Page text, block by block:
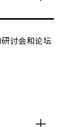
讨会和论坛